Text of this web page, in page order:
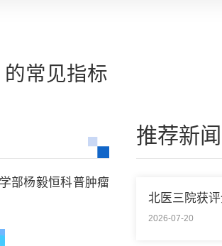
的常见指标
部杨毅恒科普肿瘤
推荐新闻
2026-07-20